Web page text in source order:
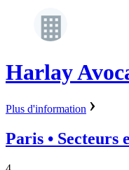
Harlay
Plus d'information
Paris • Secteurs